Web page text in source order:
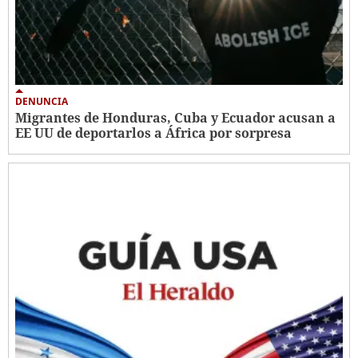
DENUNCIA
Migrantes de Honduras, Cuba y Ecuador acusan a
EE UU de deportarlos a África por sorpresa